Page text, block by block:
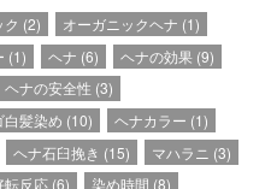
(2) オーガニックヘナ (1)
(1) ヘナ (6) ヘナの効果 (9)
ヘナの安全性 (3)
髪染め (10) ヘナカラー (1)
ヘナ石臼挽き (15) マハラニ (3)
転反応(6) 染め時間 (8)